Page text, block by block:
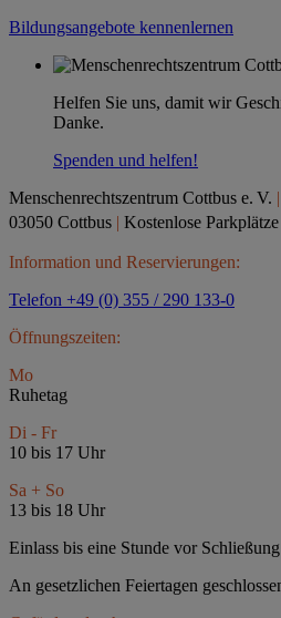
Bildungsangebote kennenlernen
Helfen Sie uns, damit wir
Danke.
Spenden und helfen!
Menschenrechtszentrum Cottbus e. V. |
03050 Cottbus | Kostenlose Parkplätze
Information und Reservierungen:
Telefon +49 (0) 355 / 290 133-0
Öffnungszeiten:
Mo
Ruhetag
Di - Fr
10 bis 17 Uhr
Sa + So
13 bis 18 Uhr
Einlass bis eine Stunde vor Schließung
An gesetzlichen Feiertagen